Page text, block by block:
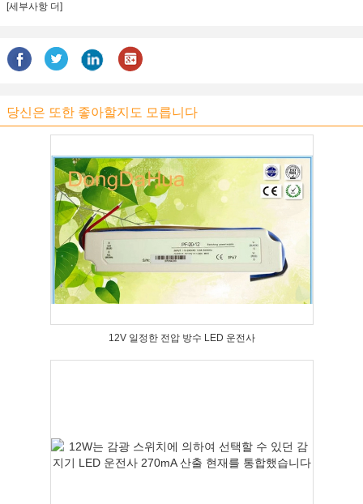
[세부사항 더]
당신은 또한 좋아할지도 모릅니다
12V 일정한 전압 방수 LED 운전사